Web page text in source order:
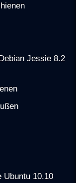
Jessie 8.2
Ubuntu 10.10